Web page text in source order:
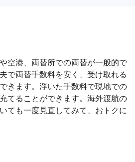
空港、両替所での両替が一般的で
で両替手数料を安く、受け取れる
きます。浮いた手数料で現地での
てることができます。海外渡航の
ても一度見直してみて、おトクに